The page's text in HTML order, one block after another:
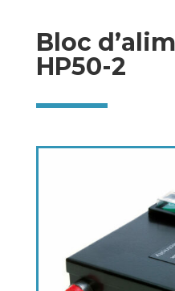
Bloc
HP50-2